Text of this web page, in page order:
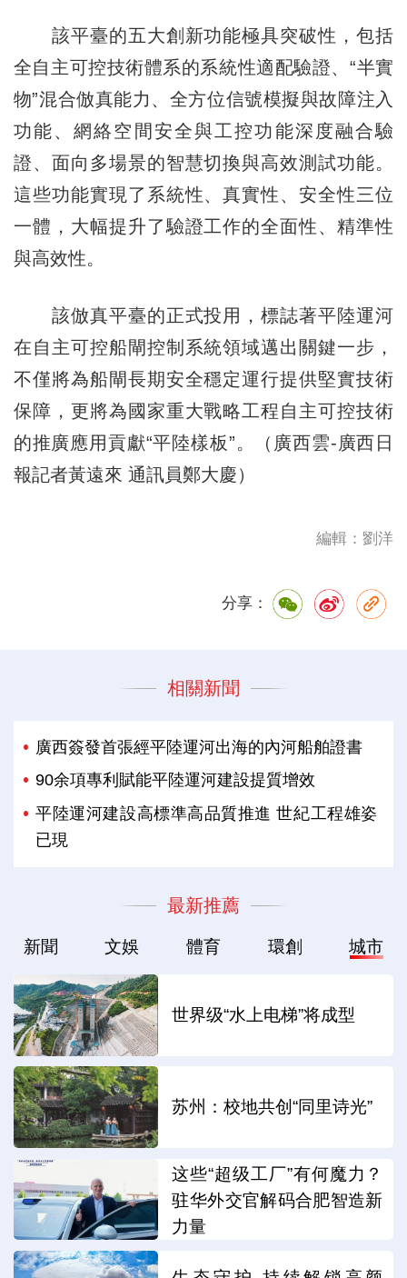
該平臺的五大創新功能極具突破性，包括
全自主可控技術體系的系統性適配驗證、“半實
物”混合倣真能力、全方位信號模擬與故障注入
功能、網絡空間安全與工控功能深度融合驗
證、面向多場景的智慧切換與高效測試功能。
這些功能實現了系統性、真實性、安全性三位
一體，大幅提升了驗證工作的全面性、精準性
與高效性。
該倣真平臺的正式投用，標誌著平陸運河
在自主可控船閘控制系統領域邁出關鍵一步，
不僅將為船閘長期安全穩定運行提供堅實技術
保障，更將為國家重大戰略工程自主可控技術
的推廣應用貢獻“平陸樣板”。（廣西雲-廣西日
報記者黃遠來 通訊員鄭大慶）
編輯：劉洋
分享：
相關新聞
廣西簽發首張經平陸運河出海的內河船舶證書
90余項專利賦能平陸運河建設提質增效
平陸運河建設高標準高品質推進 世紀工程雄姿
已現
最新推薦
新聞 文娛 體育 環創 城市
世界级“水上电梯”将成型
苏州：校地共创“同里诗光”
这些“超级工厂”有何魔力？
驻华外交官解码合肥智造新
力量